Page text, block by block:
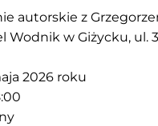
autorskie z
Wodnik w Giżycku, ul. 3
2026 roku